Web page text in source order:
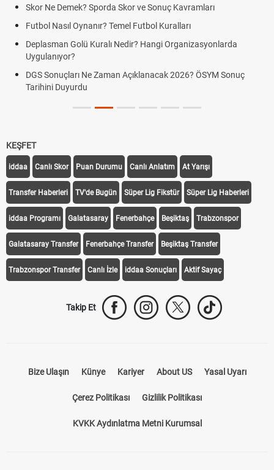
Skor Ne Demek? Sporda Skor ve Sonuç Kavramları
Futbol Nasıl Oynanır? Temel Futbol Kuralları
Deplasman Golü Kuralı Nedir? Hangi Organizasyonlarda
Uygulanıyor?
DGS Sonuçları Ne Zaman Açıklanacak 2026? ÖSYM Sonuç
Tarihini Duyurdu
KEŞFET
iddaa Canlı Skor Puan Durumu Canlı Anlatım At Yarışı
Transfer Haberleri TV'de Bugün Süper Lig Fikstür Süper Lig Haberleri
iddaa Programı Galatasaray Fenerbahçe Beşiktaş Trabzonspor
Galatasaray Transfer Fenerbahçe Transfer Beşiktaş Transfer
Trabzonspor Transfer Canlı İzle iddaa Sonuçları Aktif Sayaç
Takip Et
Bize Ulaşın Künye Kariyer About US Yasal Uyarı
Çerez Politikası Gizlilik Politikası
KVKK Aydınlatma Metni Kurumsal